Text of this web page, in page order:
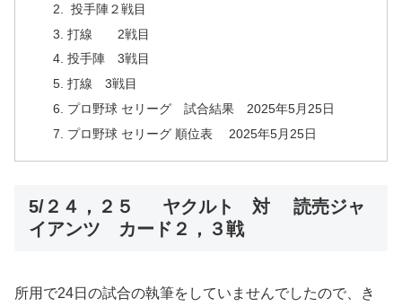
投手陣２戦目
打線 2戦目
投手陣 3戦目
打線 3戦目
プロ野球 セリーグ 試合結果 2025年5月25日
プロ野球 セリーグ 順位表 2025年5月25日
5/２４，２５ ヤクルト 対 読売ジャ
イアンツ カード２，３戦
所用で24日の試合の執筆をしていませんでしたので、き